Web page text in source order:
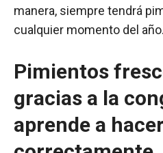
manera, siempre tendrá
cualquier momento del año.
Pimientos
gracias a la
aprende a